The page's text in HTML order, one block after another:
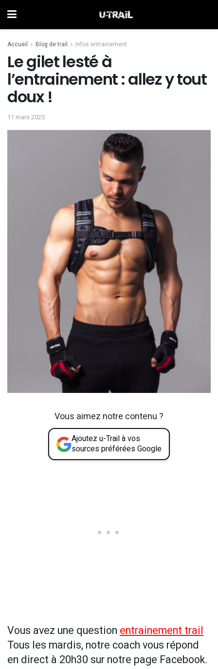
Accueil Blog de trail Infos entrainement
Le gilet lesté à
l’entrainement : allez y tout
doux !
11 mars 2025
Vous aimez notre contenu ?
Ajoutez u-Trail à vos
sources préférées Google
Vous avez une question entrainement trail
Tous les mardis, notre coach vous répond
en direct à 20h30 sur notre page Facebook.